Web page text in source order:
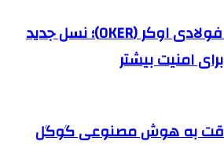
معرفی کرکره فولادی اوکر (OKER)؛ نسل جدید
امنیت بیشتر
به هوش مصنوعی گوگل